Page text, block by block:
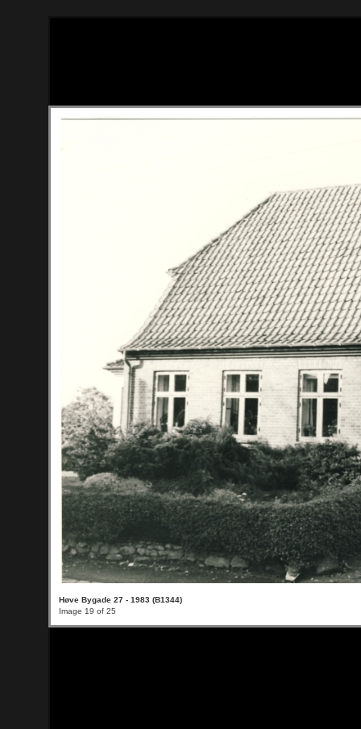
Høve Bygade 27 - 1983 (B1344)
Image 19 of 25